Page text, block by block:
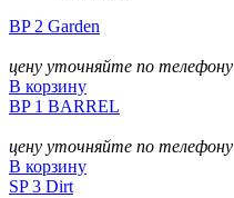
BP 2 Garden
цену уточняйте по телефону
В корзину
BP 1 BARREL
цену уточняйте по телефону
В корзину
SP 3 Dirt